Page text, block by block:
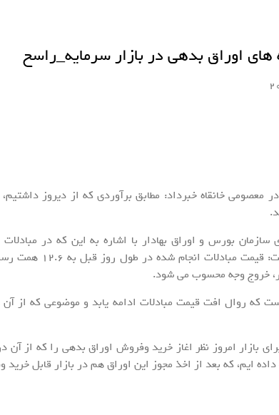
های اوراق بدهی در بازار سرمایه_راسخ
معصومی خانقاه خبرداد: مطابق برآوردی که از دیروز
سازمان بورس و اوراق بهادار با اشاره به این که در
خروج وجه محسوب می شود.
که روال افت قیمت مبادلات ادامه یابد و موضوعی که از آن
بازار امروز نظر اغاز خرید وفروش اوراق بدهی را که از آن
ایم، که بعد از اخذ مجوز این اوراق هم در بازار قابل